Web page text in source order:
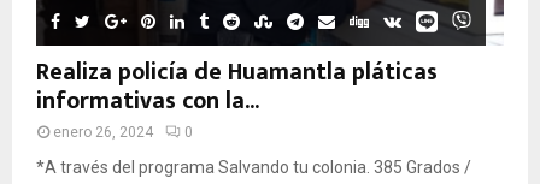
Realiza policía de Huamantla pláticas
informativas con la...
enero 26, 2024 0
*A través del programa Salvando tu colonia. 385 Grados /